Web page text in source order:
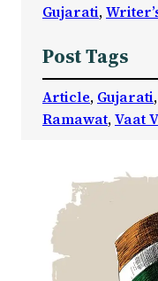
Gujarati,
Post Tags
Article, Gujarati,
Ramawat, Vaat